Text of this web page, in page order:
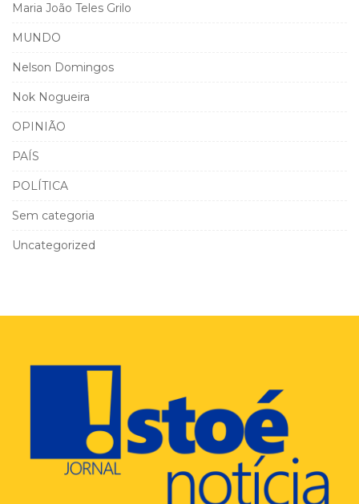
Maria João Teles Grilo
MUNDO
Nelson Domingos
Nok Nogueira
OPINIÃO
PAÍS
POLÍTICA
Sem categoria
Uncategorized